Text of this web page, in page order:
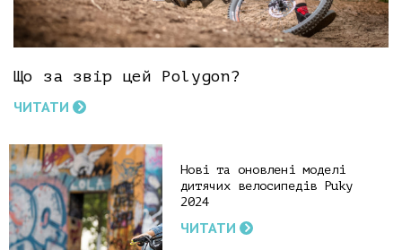
Що за звір цей Polygon?
ЧИТАТИ
Нові та оновлені моделі
дитячих велосипедів Puky
2024
ЧИТАТИ